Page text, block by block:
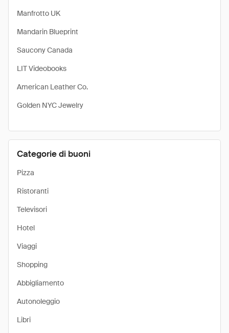
Manfrotto UK
Mandarin Blueprint
Saucony Canada
LIT Videobooks
American Leather Co.
Golden NYC Jewelry
Categorie di buoni
Pizza
Ristoranti
Televisori
Hotel
Viaggi
Shopping
Abbigliamento
Autonoleggio
Libri